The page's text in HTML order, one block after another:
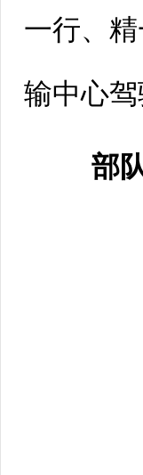
一行、
输中心驾
部